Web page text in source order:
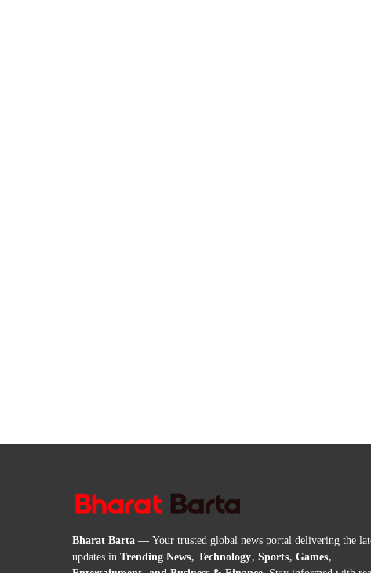
Bharat Barta— Your trusted global news portal delivering the
updates inTrending News, Technology, Sports, Games,